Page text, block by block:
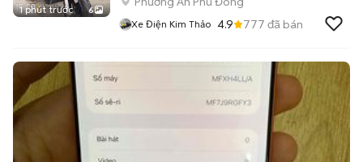
1 phút trước 6
Xe Điện Kim Thảo 4.9 777 đã bán